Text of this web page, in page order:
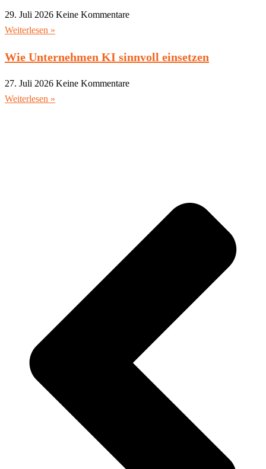
29. Juli 2026 Keine Kommentare
Weiterlesen »
Wie Unternehmen KI sinnvoll einsetzen
27. Juli 2026 Keine Kommentare
Weiterlesen »